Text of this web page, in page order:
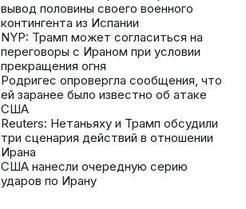
вывод половины своего военного
контингента из Испании
NYP: Трамп может согласиться на
переговоры с Ираном при условии
прекращения огня
Родригес опровергла сообщения, что
ей заранее было известно об атаке
США
Reuters: Нетаньяху и Трамп обсудили
три сценария действий в отношении
Ирана
США нанесли очередную серию
ударов по Ирану